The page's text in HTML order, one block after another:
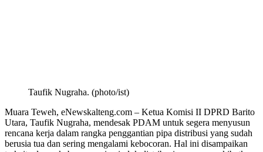
Taufik Nugraha. (photo/ist)
Muara Teweh, eNewskalteng.com – Ketua Komisi II DPRD Barito
Utara, Taufik Nugraha, mendesak PDAM untuk segera menyusun
rencana kerja dalam rangka penggantian pipa distribusi yang sudah
berusia tua dan sering mengalami kebocoran. Hal ini disampaikan